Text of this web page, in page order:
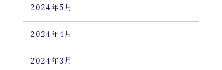
2024年5月
2024年4月
2024年3月